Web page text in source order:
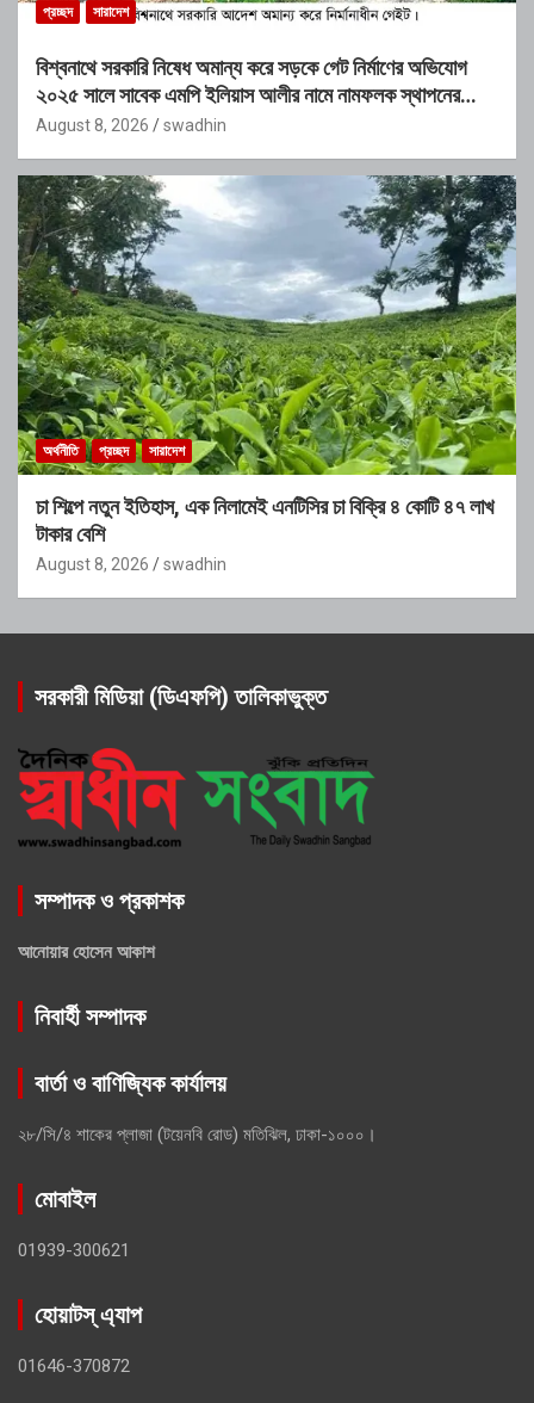
প্রচ্ছদ সারাদেশ
বিশ্বনাথে সরকারি নিষেধ অমান্য করে সড়কে গেট নির্মাণের অভিযোগ
২০২৫ সালে সাবেক এমপি ইলিয়াস আলীর নামে নামফলক স্থাপনের
অভিযোগ
August 8, 2026 swadhin
অর্থনীতি প্রচ্ছদ সারাদেশ
চা শিল্পে নতুন ইতিহাস, এক নিলামেই এনটিসির চা বিক্রি ৪ কোটি ৪৭ লাখ
টাকার বেশি
August 8, 2026 swadhin
সরকারী মিডিয়া (ডিএফপি) তালিকাভুক্ত
সম্পাদক ও প্রকাশক
আনোয়ার হোসেন আকাশ
নিবার্হী সম্পাদক
বার্তা ও বাণিজ্যিক কার্যালয়
২৮/সি/৪ শাকের প্লাজা (টয়েনবি রোড) মতিঝিল, ঢাকা-১০০০।
মোবাইল
01939-300621
হোয়াটস্ এ্যাপ
01646-370872